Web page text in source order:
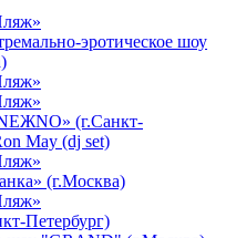
эротическое шоу
(г.Санкт-
May (dj set)
(г.Москва)
Петербург)